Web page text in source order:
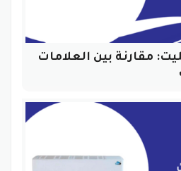
مقارنة بين العلامات